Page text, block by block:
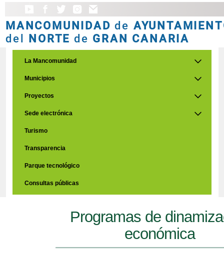
MANCOMUNIDAD de
del NORTE de GRAN CANARIA
La Mancomunidad
Municipios
Proyectos
Sede electrónica
Turismo
Transparencia
Parque tecnológico
Consultas públicas
Programas de
económica